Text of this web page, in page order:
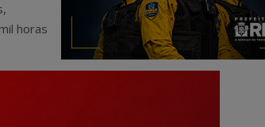
horas